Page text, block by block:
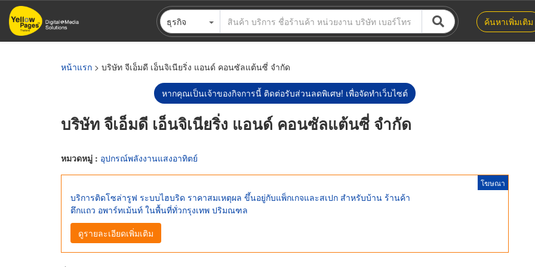
ข้าม
ไป
ธุรกิจ ค้นหาเพิ่มเติม
หน้าแรก > บริษัท จีเอ็มดี เอ็นจิเนียริ่ง แอนด์ คอนซัลแต้นซี่ จำกัด
หากคุณเป็นเจ้าของกิจการนี้ ติดต่อรับส่วนลดพิเศษ! เพื่อจัดทำเว็บไซต์
บริษัท จีเอ็มดี เอ็นจิเนียริ่ง แอนด์ คอนซัลแต้นซี่ จำกัด
หมวดหมู่ : อุปกรณ์พลังงานแสงอาทิตย์
โฆษณา
บริการติดโซล่ารูฟ ระบบไฮบริด ราคาสมเหตุผล ขึ้นอยู่กับแพ็กเกจและสเปก สำหรับบ้าน ร้านค้า
ตึกแถว อพาร์ทเม้นท์ ในพื้นที่ทั่วกรุงเทพ ปริมณฑล
ดูรายละเอียดเพิ่มเติม